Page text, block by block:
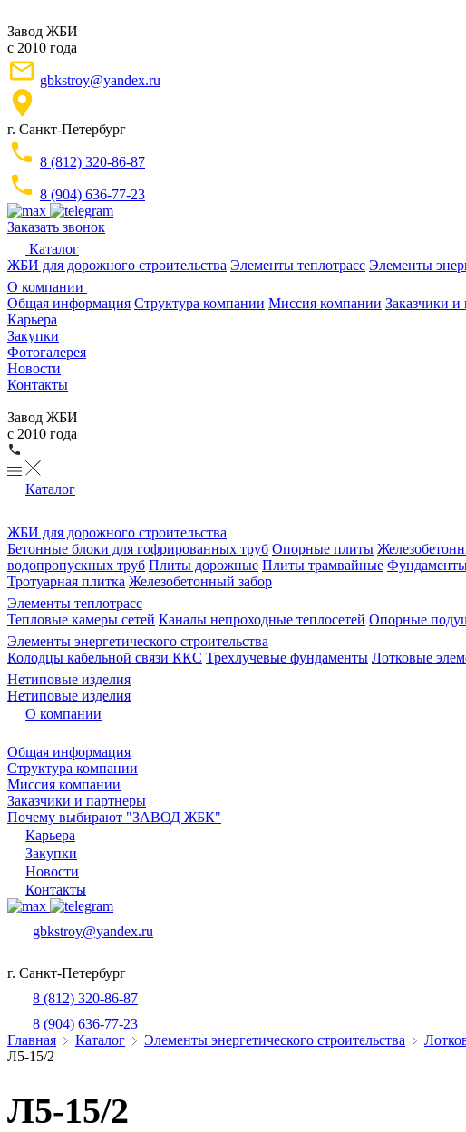
Завод ЖБИ
с 2010 года
gbkstroy@yandex.ru
г. Санкт-Петербург
8 (812) 320-86-87
8 (904) 636-77-23
Заказать звонок
Каталог
ЖБИ для дорожного строительства Элементы теплотрасс Элементы
О компании
Общая информация Структура компании Миссия компании Заказчики и
Карьера
Закупки
Фотогалерея
Новости
Контакты
Завод ЖБИ
с 2010 года
Каталог
ЖБИ для дорожного строительства
Бетонные блоки для гофрированных труб Опорные плиты
водопропускных труб Плиты дорожные Плиты трамвайные
Тротуарная плитка Железобетонный забор
Элементы теплотрасс
Тепловые камеры сетей Каналы непроходные теплосетей Опорные
Элементы энергетического строительства
Колодцы кабельной связи ККС Трехлучевые фундаменты Лотковые
Нетиповые изделия
Нетиповые изделия
О компании
Общая информация
Структура компании
Миссия компании
Заказчики и партнеры
Почему выбирают "ЗАВОД ЖБК"
Карьера
Закупки
Новости
Контакты
gbkstroy@yandex.ru
г. Санкт-Петербург
8 (812) 320-86-87
8 (904) 636-77-23
Главная
Каталог Элементы энергетического строительства
Л5-15/2
Л5-15/2